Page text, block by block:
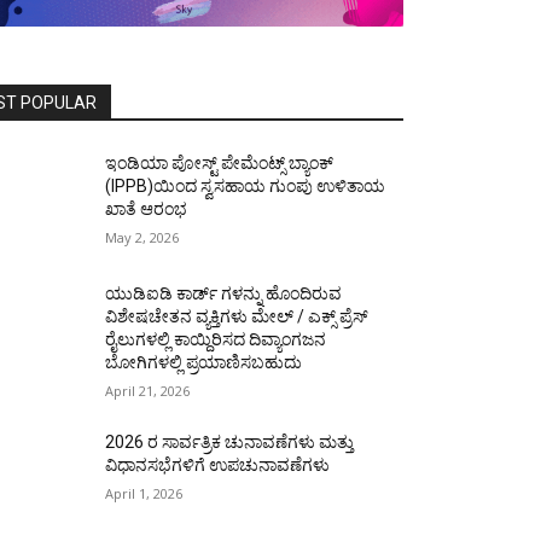
POPULAR
ಇಂಡಿಯಾ ಪೋಸ್ಟ್ ಪೇಮೆಂಟ್ಸ್ ಬ್ಯಾಂಕ್
(IPPB)ಯಿಂದ ಸ್ವಸಹಾಯ ಗುಂಪು ಉಳಿತಾಯ
ಖಾತೆ ಆರಂಭ
May 2, 2026
ಯುಡಿಐಡಿ ಕಾರ್ಡ್ ಗಳನ್ನು ಹೊಂದಿರುವ
ವಿಶೇಷಚೇತನ ವ್ಯಕ್ತಿಗಳು ಮೇಲ್ / ಎಕ್ಸ್ ಪ್ರೆಸ್
ರೈಲುಗಳಲ್ಲಿ ಕಾಯ್ದಿರಿಸದ ದಿವ್ಯಾಂಗಜನ
ಬೋಗಿಗಳಲ್ಲಿ ಪ್ರಯಾಣಿಸಬಹುದು
April 21, 2026
2026 ರ ಸಾರ್ವತ್ರಿಕ ಚುನಾವಣೆಗಳು ಮತ್ತು
ವಿಧಾನಸಭೆಗಳಿಗೆ ಉಪಚುನಾವಣೆಗಳು
April 1, 2026